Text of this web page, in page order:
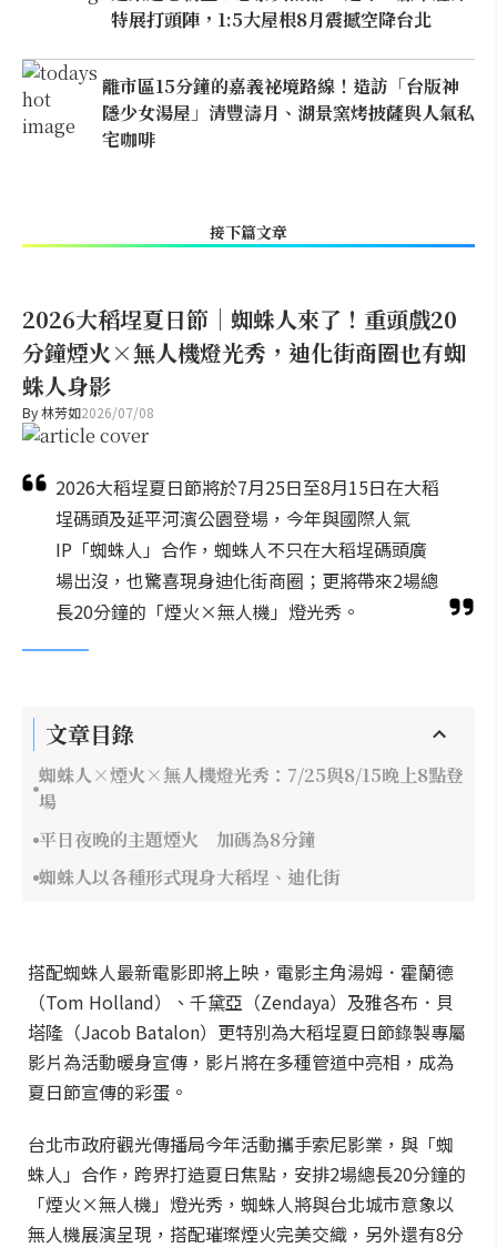
特展打頭陣，1:5大屋根8月震撼空降台北
離市區15分鐘的嘉義祕境路線！造訪「台版神
隱少女湯屋」清豐濤月、湖景窯烤披薩與人氣私
宅咖啡
接下篇文章
2026大稻埕夏日節｜蜘蛛人來了！重頭戲20
分鐘煙火×無人機燈光秀，迪化街商圈也有蜘
蛛人身影
By林芳如2026/07/08
2026大稻埕夏日節將於7月25日至8月15日在大稻
埕碼頭及延平河濱公園登場，今年與國際人氣
IP「蜘蛛人」合作，蜘蛛人不只在大稻埕碼頭廣
場出沒，也驚喜現身迪化街商圈；更將帶來2場總
長20分鐘的「煙火×無人機」燈光秀。
文章目錄
蜘蛛人×煙火×無人機燈光秀：7/25與8/15晚上8點登
場
平日夜晚的主題煙火 加碼為8分鐘
蜘蛛人以各種形式現身大稻埕、迪化街
搭配蜘蛛人最新電影即將上映，電影主角湯姆．霍蘭德
（Tom Holland）、千黛亞（Zendaya）及雅各布．貝
塔隆（Jacob Batalon）更特別為大稻埕夏日節錄製專屬
影片為活動暖身宣傳，影片將在多種管道中亮相，成為
夏日節宣傳的彩蛋。
台北市政府觀光傳播局今年活動攜手索尼影業，與「蜘
蛛人」合作，跨界打造夏日焦點，安排2場總長20分鐘的
「煙火×無人機」燈光秀，蜘蛛人將與台北城市意象以
無人機展演呈現，搭配璀璨煙火完美交織，另外還有8分